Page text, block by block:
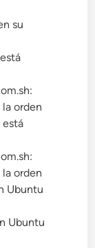
su
orden
está
orden
Ubuntu
Ubuntu